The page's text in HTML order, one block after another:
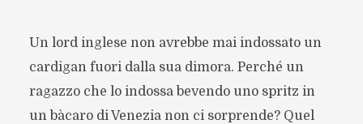
Un lord inglese non avrebbe mai indossato un
cardigan fuori dalla sua dimora. Perché un
ragazzo che lo indossa bevendo uno spritz in
un bàcaro di Venezia non ci sorprende? Quel